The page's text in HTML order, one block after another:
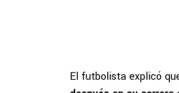
El futbolista explicó